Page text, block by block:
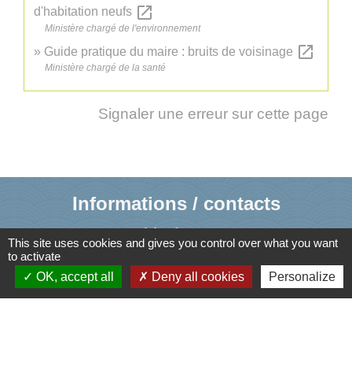
d'habitation neufs open_in_new
Ministère chargé de l'environnement
Guide pratique du maire : bruits de voisinage open_in_new
Ministère chargé de la santé
Signaler une erreur sur cette page
Informations / contacts
Mairie de Cusy
74540 Cusy - FRANCE
+33 4 50 52 50 48
This site uses cookies and gives you control over what you want
to activate
OK, accept all
Deny all cookies Personalize